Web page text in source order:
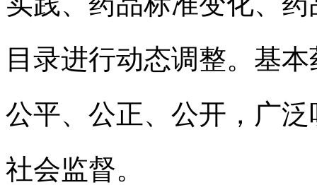
目录进行动态调整。基
公平、公正、公开，广
社会监督。